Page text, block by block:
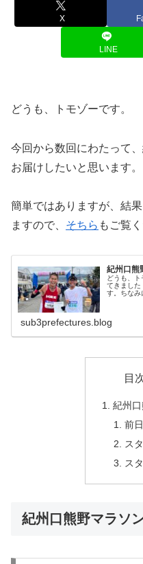
X
LINE
どうも、トモゾーです。
今回から数回にわたって
お届けしたいと思います。
簡単ではありますが、結
ますので、 そちら もご覧
紀州口熊
どうも、
てきました
す。ちなみ
sub3prefectures.blog
目
紀州
前
ス
ス
紀州口熊野マラソ